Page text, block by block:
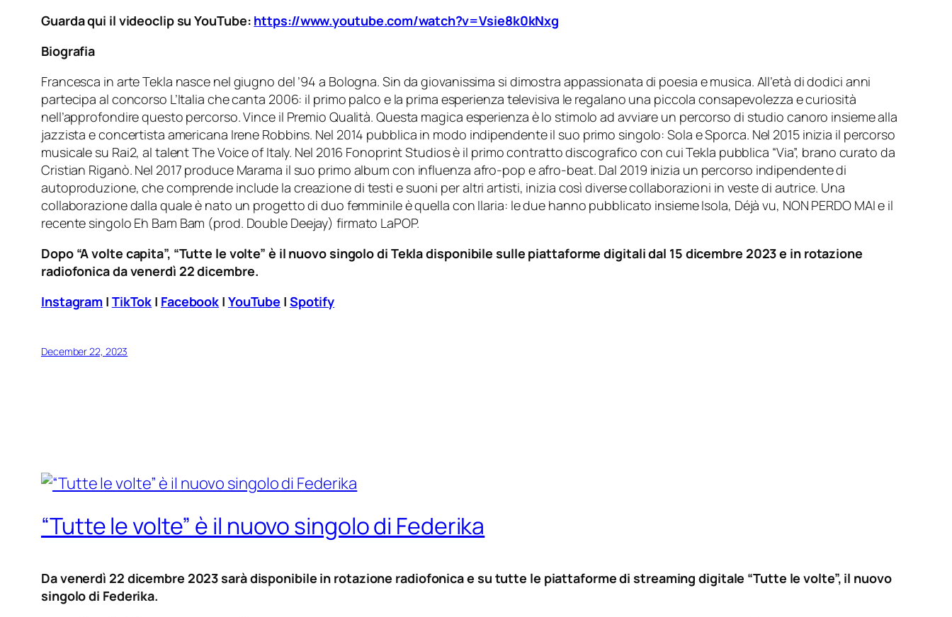
Guarda qui il videoclip su YouTube: https://www.youtube.com/watch?v=Vsie8k0kNxg
Biografia
Francesca in arte Tekla nasce nel giugno del ’94 a Bologna. Sin da giovanissima si dimostra appassionata di poesia e musica. All’età di dodici anni
partecipa al concorso L’Italia che canta 2006: il primo palco e la prima esperienza televisiva le regalano una piccola consapevolezza e curiosità
nell’approfondire questo percorso. Vince il Premio Qualità. Questa magica esperienza è lo stimolo ad avviare un percorso di studio canoro insieme alla
jazzista e concertista americana Irene Robbins. Nel 2014 pubblica in modo indipendente il suo primo singolo: Sola e Sporca. Nel 2015 inizia il percorso
musicale su Rai2, al talent The Voice of Italy. Nel 2016 Fonoprint Studios è il primo contratto discografico con cui Tekla pubblica “Via”, brano curato da
Cristian Riganò. Nel 2017 produce Marama il suo primo album con influenza afro-pop e afro-beat. Dal 2019 inizia un percorso indipendente di
autoproduzione, che comprende include la creazione di testi e suoni per altri artisti, inizia così diverse collaborazioni in veste di autrice. Una
collaborazione dalla quale è nato un progetto di duo femminile è quella con Ilaria: le due hanno pubblicato insieme Isola, Déjà vu, NON PERDO MAI e il
recente singolo Eh Bam Bam (prod. Double Deejay) firmato LaPOP.
Dopo “A volte capita”, “Tutte le volte” è il nuovo singolo di Tekla disponibile sulle piattaforme digitali dal 15 dicembre 2023 e in rotazione
radiofonica da venerdì 22 dicembre.
Instagram | TikTok | Facebook | YouTube | Spotify
December 22, 2023
“Tutte le volte” è il nuovo singolo di Federika
Da venerdì 22 dicembre 2023 sarà disponibile in rotazione radiofonica e su tutte le piattaforme di streaming digitale “Tutte le volte”, il nuovo
singolo di Federika.